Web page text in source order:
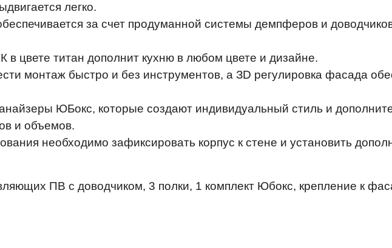
легко.
за счет продуманной системы демпферов и
цвете титан дополнит кухню в любом цвете и дизайне.
монтаж быстро и без инструментов, а ЗD регулировка фасада
ЮБокс, которые создают индивидуальный стиль и
и объемов.
необходимо зафиксировать корпус к стене и установить
ПВ с доводчиком, 3 полки, 1 комплект Юбокс, крепление к